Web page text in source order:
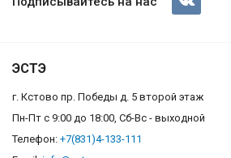
ЭСТЭ
г. Кстово пр. Победы д. 5 второй этаж
Пн-Пт с 9:00 до 18:00, Сб-Вс - выходной
Телефон: +7(831)4-133-111